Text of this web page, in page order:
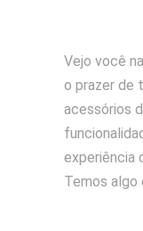
Vejo você
o prazer de
acessórios
experiência
Temos algo